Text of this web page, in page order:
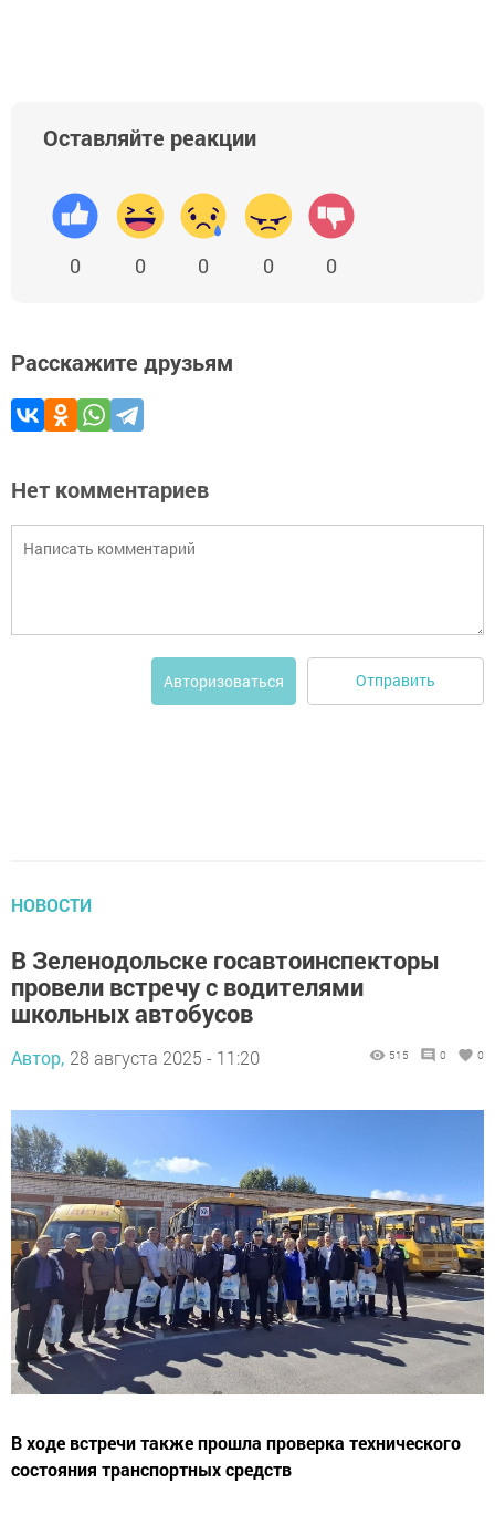
Оставляйте реакции
0 0 0 0 0
Расскажите друзьям
Нет комментариев
Авторизоваться Отправить
НОВОСТИ
В Зеленодольске госавтоинспекторы
провели встречу с водителями
школьных автобусов
Автор, 28 августа 2025 - 11:20 515 0 0
В ходе встречи также прошла проверка технического
состояния транспортных средств